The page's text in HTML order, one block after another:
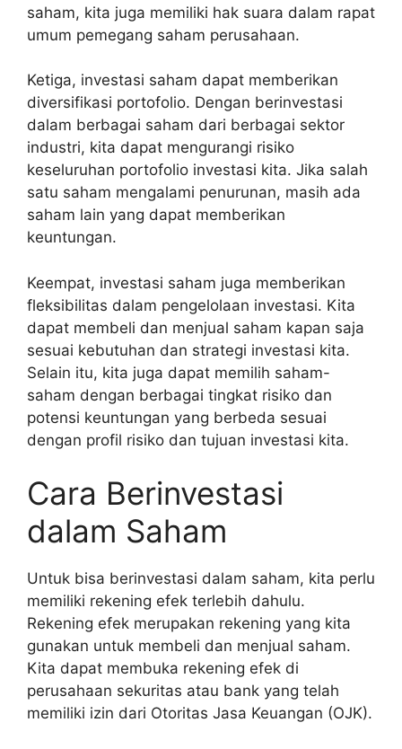
saham, kita juga memiliki hak suara dalam rapat
umum pemegang saham perusahaan.
Ketiga, investasi saham dapat memberikan
diversifikasi portofolio. Dengan berinvestasi
dalam berbagai saham dari berbagai sektor
industri, kita dapat mengurangi risiko
keseluruhan portofolio investasi kita. Jika salah
satu saham mengalami penurunan, masih ada
saham lain yang dapat memberikan
keuntungan.
Keempat, investasi saham juga memberikan
fleksibilitas dalam pengelolaan investasi. Kita
dapat membeli dan menjual saham kapan saja
sesuai kebutuhan dan strategi investasi kita.
Selain itu, kita juga dapat memilih saham-
saham dengan berbagai tingkat risiko dan
potensi keuntungan yang berbeda sesuai
dengan profil risiko dan tujuan investasi kita.
Cara Berinvestasi
dalam Saham
Untuk bisa berinvestasi dalam saham, kita perlu
memiliki rekening efek terlebih dahulu.
Rekening efek merupakan rekening yang kita
gunakan untuk membeli dan menjual saham.
Kita dapat membuka rekening efek di
perusahaan sekuritas atau bank yang telah
memiliki izin dari Otoritas Jasa Keuangan (OJK).